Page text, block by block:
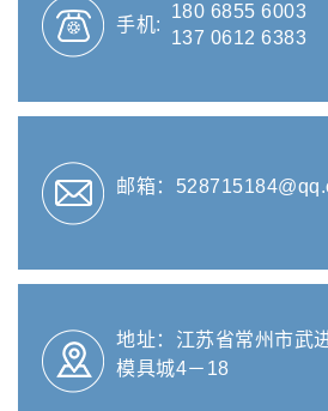
手机:
180 6855 6003
137 0612 6383
邮箱：
地址：江苏省常州市武
模具城4－18